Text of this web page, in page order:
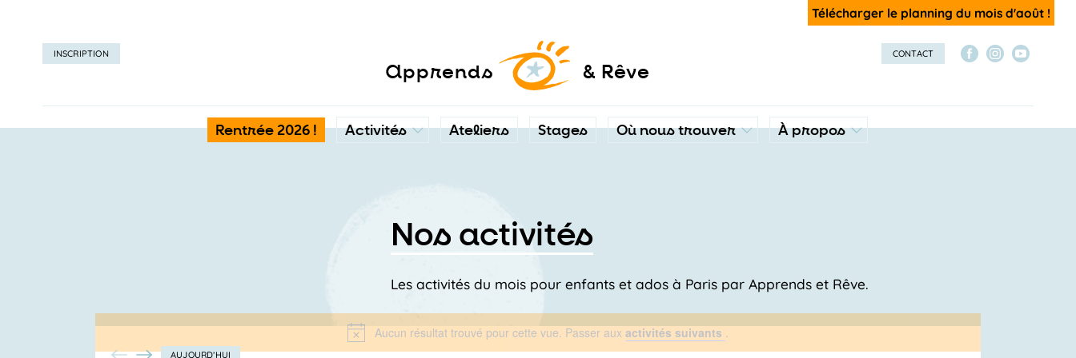
Télécharger le planning du mois d'août !
apprends & Rêve
Rentrée 2026 ! Activités Ateliers Stages Où nous trouver À propos
CONTACT
INSCRIPTION
Nos activités
Les activités du mois pour enfants et ados à Paris par Apprends et Rêve.
Notice
Aucun résultat trouvé pour cette vue. Passer aux activités suivants
AUJOURD’HUI